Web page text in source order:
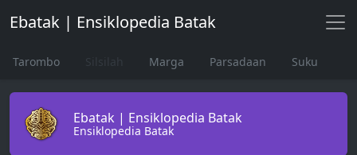
Ebatak | Ensiklopedia Batak
Tarombo Marga Parsadaan Suku
Ebatak | Ensiklopedia Batak
Ensiklopedia Batak